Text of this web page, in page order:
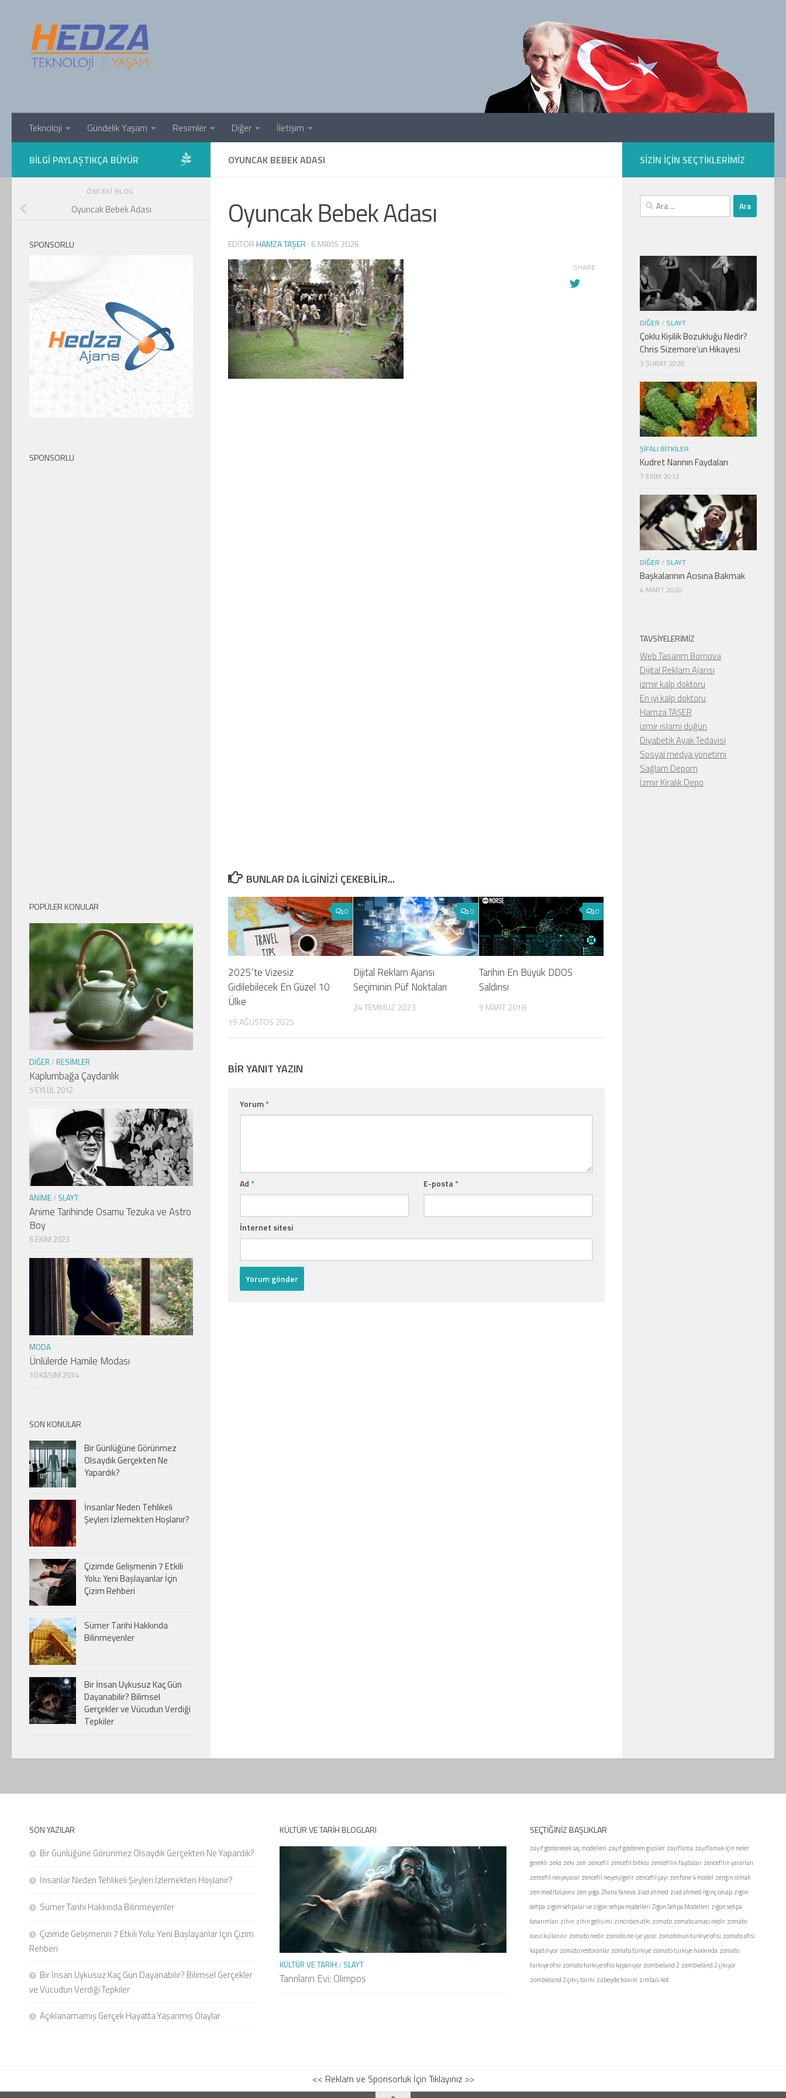
Teknoloji Gündelik Yaşam Resimler Diğer İletişim
OYUNCAK BEBEK ADASI
Oyuncak Bebek Adası
EDITÖRHAMZA TAŞER · 6 MAYIS 2026
SHARE
BUNLAR DA ILGINIZI ÇEKEBILIR...
0
2025’te Vizesiz
Gidilebilecek En Güzel 10
Ülke
19 AĞUSTOS 2025
0
Dijital Reklam Ajansı
Seçiminin Püf Noktaları
24 TEMMUZ 2023
0
Tarihin En Büyük DDOS
Saldırısı
9 MART 2018
BIR YANIT YAZIN
Yorum*
Ad* E-posta*
İnternet sitesi
BILGI PAYLAŞTIKÇA BÜYÜR
ÖNCEKI BLOG
Oyuncak Bebek Adası
SPONSORLU
SPONSORLU
POPÜLER KONULAR
DIĞER / RESIMLER
Kaplumbağa Çaydanlık
5 EYLÜL 2012
ANIME/ SLAYT
Anime Tarihinde Osamu Tezuka ve Astro
Boy
6 EKIM 2023
MODA
Ünlülerde Hamile Modası
10 KASIM 2014
SON KONULAR
Bir Günlüğüne Görünmez
Olsaydık Gerçekten Ne
Yapardık?
İnsanlar Neden Tehlikeli
Şeyleri İzlemekten Hoşlanır?
Çizimde Gelişmenin 7 Etkili
Yolu: Yeni Başlayanlar İçin
Çizim Rehberi
Sümer Tarihi Hakkında
Bilinmeyenler
Bir İnsan Uykusuz Kaç Gün
Dayanabilir? Bilimsel
Gerçekler ve Vücudun Verdiği
Tepkiler
SIZIN IÇIN SEÇTIKLERIMIZ
Arama:
DIĞER / SLAYT
Çoklu Kişilik Bozukluğu Nedir?
Chris Sizemore’un Hikayesi
3 ŞUBAT 2020
ŞIFALI BITKILER
Kudret Narının Faydaları
7 EKIM 2012
DIĞER / SLAYT
Başkalarının Acısına Bakmak
4 MART 2020
TAVSIYELERIMIZ
Web Tasarım Bornova
Dijital Reklam Ajansı
izmir kalp doktoru
En iyi kalp doktoru
Hamza TAŞER
izmir islami düğün
Diyabetik Ayak Tedavisi
Sosyal medya yönetimi
Sağlam Depom
İzmir Kiralık Depo
SON YAZILAR
Bir Günlüğüne Görünmez Olsaydık Gerçekten Ne Yapardık?
İnsanlar Neden Tehlikeli Şeyleri İzlemekten Hoşlanır?
Sümer Tarihi Hakkında Bilinmeyenler
Çizimde Gelişmenin 7 Etkili Yolu: Yeni Başlayanlar İçin Çizim
Rehberi
Bir İnsan Uykusuz Kaç Gün Dayanabilir? Bilimsel Gerçekler
ve Vücudun Verdiği Tepkiler
Açıklanamamış Gerçek Hayatta Yaşanmış Olaylar
KÜLTÜR VE TARIH BLOGLARI
KÜLTÜR VE TARIH / SLAYT
Tanrıların Evi: Olimpos
SEÇTIĞINIZ BAŞLIKLAR
zayıf gösterecek saç modelleri zayıf gösteren giysiler zayıflama zayıflamak için neler
gerekli zeka zeki zen zencefil zencefil bitkisi zencefilin faydaları zencefilin yararları
zencefil neişeyarar zencefil neyeiyigelir zencefil çayı zenfone 4 model zengin olmak
zen meditasyonu zen yogaZhana Yaneva ziad ahmed ziad ahmed ilginç cevap zigon
sehpa zigon sehpalar ve zigon sehpa modelleri Zigon Sehpa Modelleri zigon sehpa
tasarımları zihin zihin gelişimi zincirden atkı zomato zomato amacı nedir zomato
nasıl kullanılır zomato nedir zomato ne işe yarar zomatonun türkiye ofisi zomato ofisi
kapatılıyor zomato restoranlar zomato türkiye zomato türkiye hakkında zomato
türkiye ofisi zomato türkiye ofisi kapanıyor zombieland 2 zombieland 2 çıkıyor
zombieland 2 çıkış tarihi zübeyde hanım zımbalı kot
<< Reklam ve Sponsorluk İçin Tıklayınız >>